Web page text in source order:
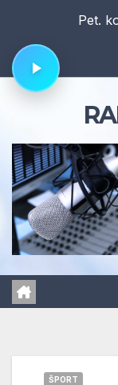
content
Pet.
ŠPORT